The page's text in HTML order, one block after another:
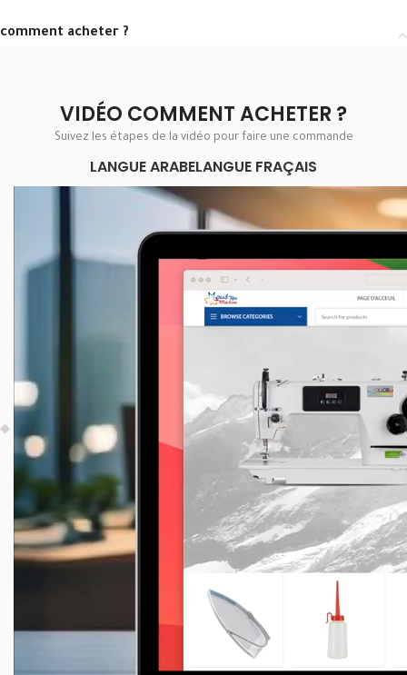
comment acheter ?
VIDÉO COMMENT ACHETER ?
Suivez les étapes de la vidéo pour faire une commande
LANGUE ARABELANGUE FRAÇAIS